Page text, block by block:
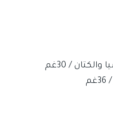
/ 30غم